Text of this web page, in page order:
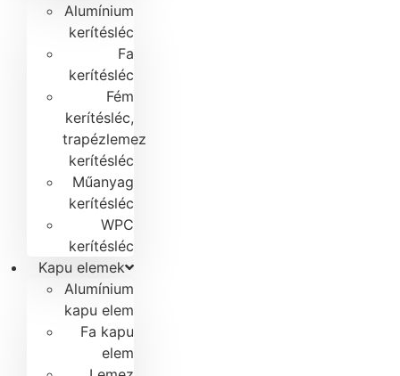
Alumínium
kerítésléc
Fa
kerítésléc
Fém
kerítésléc,
trapézlemez
kerítésléc
Műanyag
kerítésléc
WPC
kerítésléc
Kapu elemek
Alumínium
kapu elem
Fa kapu
elem